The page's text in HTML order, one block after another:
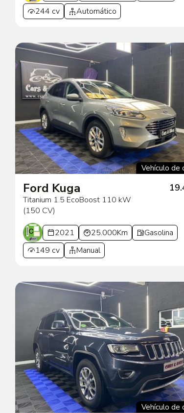
244 cv
Automático
Vehículo de
Ford Kuga
Titanium 1.5 EcoBoost 110 kW
(150 CV)
2021 25.000Km
Gasolina
149 cv
Manual
Vehículo de